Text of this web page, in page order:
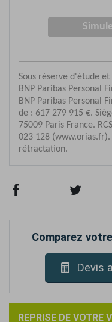
Comparez
Devis
REPRISE DE VOTRE